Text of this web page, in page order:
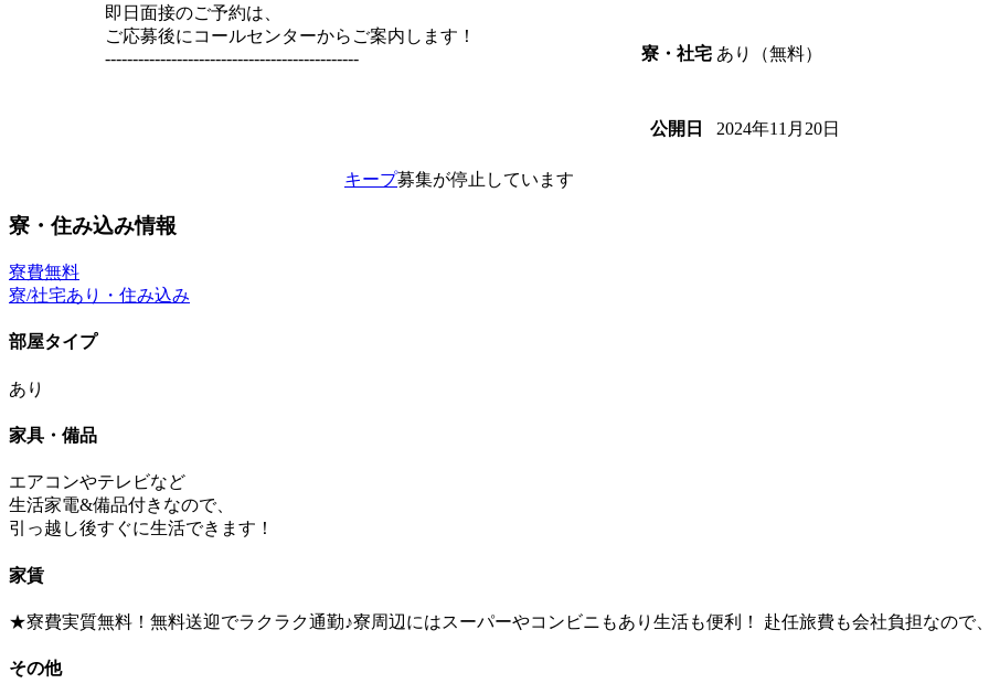
即日面接のご予約は、
ご応募後にコールセンターからご案内します！
----------------------------------------------
寮・社宅 あり（無料）
公開日 2024年11月20日
キープ募集が停止しています
寮・住み込み情報
寮費無料
寮/社宅あり・住み込み
部屋タイプ
あり
家具・備品
エアコンやテレビなど
生活家電&備品付きなので、
引っ越し後すぐに生活できます！
家賃
★寮費実質無料！無料送迎でラクラク通勤♪寮周辺にはスーパーやコンビニもあり生活も便利！ 赴任旅費も会社負担なので
その他